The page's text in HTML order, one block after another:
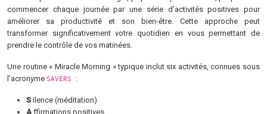
commencer chaque journée par une série d’activités positives pour
améliorer sa productivité et son bien-être. Cette approche peut
transformer significativement votre quotidien en vous permettant de
prendre le contrôle de vos matinées.
Une routine « Miracle Morning » typique inclut six activités, connues sous
l’acronyme SAVERS :
S ilence (méditation)
A ffirmations positives